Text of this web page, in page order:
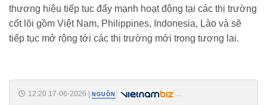
thương hiệu tiếp tục đẩy mạnh hoạt động tại các thị trường
cốt lõi gồm Việt Nam, Philippines, Indonesia, Lào và sẽ
tiếp tục mở rộng tới các thị trường mới trong tương lai.
12:20 17-06-2026 NGUỒN :